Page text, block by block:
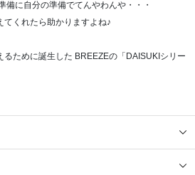
備に自分の準備でてんやわんや・・・
てくれたら助かりますよね♪
るために誕生した BREEZEの「DAISUKIシリー